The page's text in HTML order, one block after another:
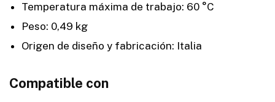
Temperatura máxima de trabajo: 60 °C
Peso: 0,49 kg
Origen de diseño y fabricación: Italia
Compatible con